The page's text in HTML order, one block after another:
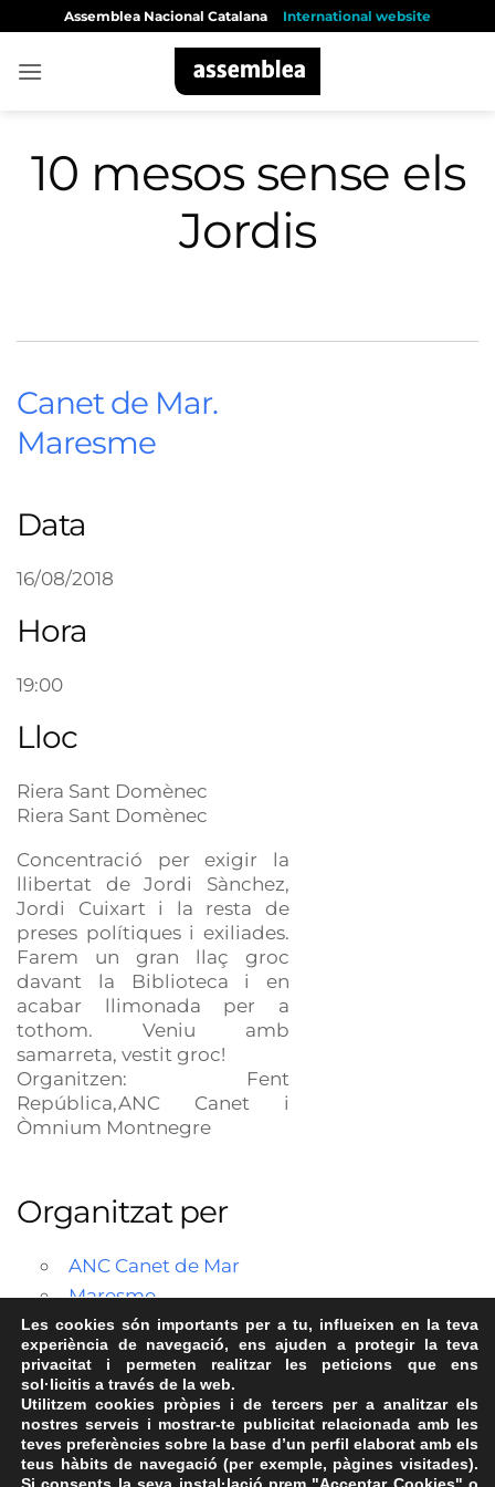
content
Assemblea Nacional Catalana International website
10 mesos sense els
Jordis
Canet de Mar.
Maresme
Data
16/08/2018
Hora
19:00
Lloc
Riera Sant Domènec
Riera Sant Domènec
Concentració per exigir la
llibertat de Jordi Sànchez,
Jordi Cuixart i la resta de
preses polítiques i exiliades.
Farem un gran llaç groc
davant la Biblioteca i en
acabar llimonada per a
tothom. Veniu amb
samarreta, vestit groc!
Organitzen: Fent
República,ANC Canet i
Òmnium Montnegre
Organitzat per
ANC Canet de Mar
Maresme
Les cookies són importants per a tu, influeixen en la teva
experiència de navegació, ens ajuden a protegir la teva
privacitat i permeten realitzar les peticions que ens
sol·licitis a través de la web.
Utilitzem cookies pròpies i de tercers per a analitzar els
nostres serveis i mostrar-te publicitat relacionada amb les
teves preferències sobre la base d’un perfil elaborat amb els
teus hàbits de navegació (per exemple, pàgines visitades).